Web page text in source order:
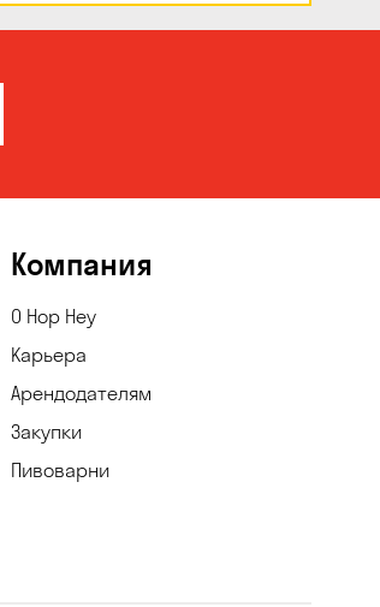
Компания
О Hop Hey
Карьера
Арендодателям
Закупки
Пивоварни